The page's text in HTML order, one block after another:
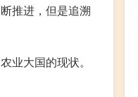
推进，但是追溯
业大国的现状。